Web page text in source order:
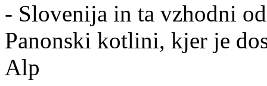
- Slovenija in ta vzhodni
Panonski kotlini, kjer je
Alp